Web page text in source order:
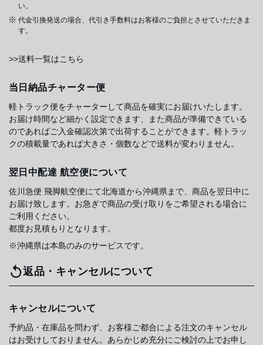
い。
代金引換発送の場合、代引き手数料はお客様のご負担とさせていただきま
す。
>>送料一覧はこちら
当日納品チャーター便
軽トラック便をチャーターして商品を確実にお届けいたします。
お届け時間など細かく設定できます、また商品が準備できている
のであればご入金確認次第で出荷することができます。軽トラッ
クの積載量であれば大きさ・個数などで送料が変わりません。
翌日中配達 航空便について
佐川急便 飛脚航空便にて北海道から沖縄県まで、商品を翌日中に
お届け致します。お急ぎで商品の受け取りをご希望される場合に
ご利用ください。
都度お見積もりとなります。
※沖縄県は本島のみのサービスです。
返品・キャンセルについて
キャンセルについて
予約品・在庫品を問わず、お客様ご都合による注文のキャンセル
はお受けしておりません。あらかじめ充分にご検討の上でお申し